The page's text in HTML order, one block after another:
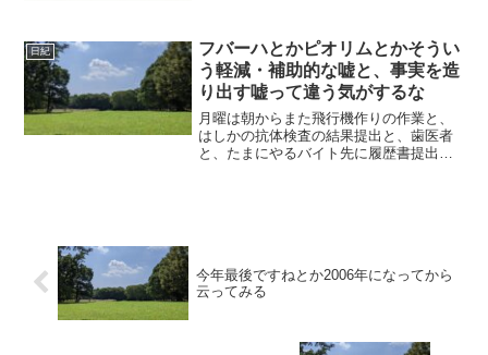
事」というのは、つまり座...
日紀
フバーハとかピオリムとかそうい
う軽減・補助的な嘘と、事実を造
り出す嘘って違う気がするな
月曜は朝からまた飛行機作りの作業と、
はしかの抗体検査の結果提出と、歯医者
と、たまにやるバイト先に履歴書提出
今年最後ですねとか2006年になってから
云ってみる